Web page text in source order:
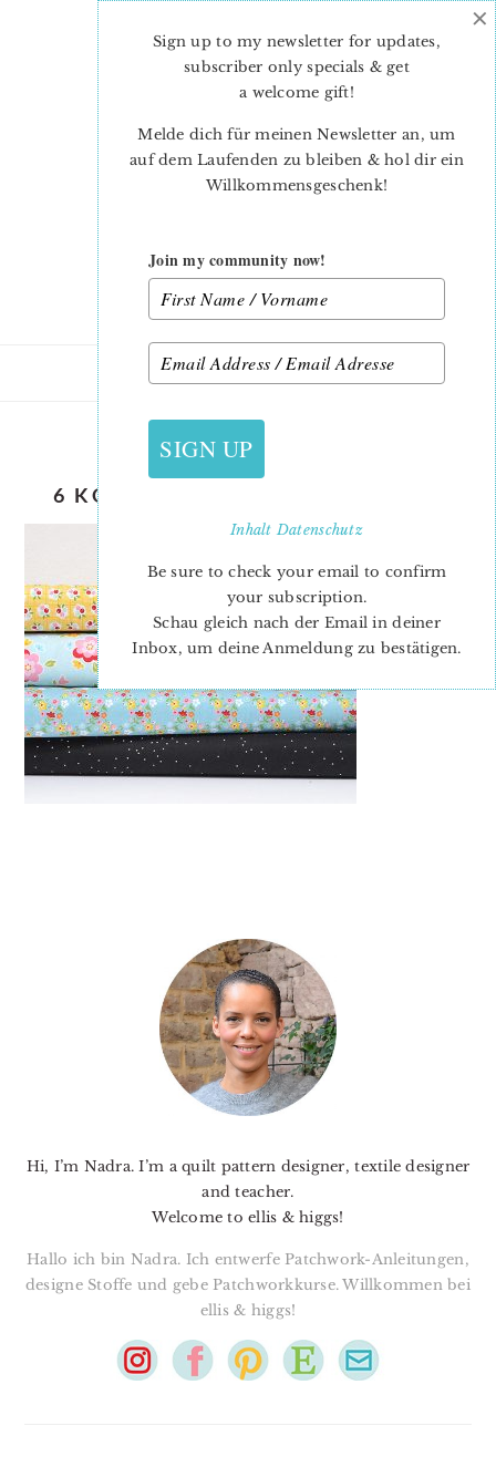
6 KOEPFE 12 BLOECKE FEBRUAR
Hi, I’m Nadra. I’m a quilt pattern designer, textile designer
and teacher.
Welcome to ellis & higgs!
Hallo ich bin Nadra. Ich entwerfe Patchwork-Anleitungen,
designe Stoffe und gebe Patchworkkurse. Willkommen bei
ellis & higgs!
Sign up to my newsletter for updates,
subscriber only specials & get
a welcome gift!
Melde dich für meinen Newsletter an, um
auf dem Laufenden zu bleiben & hol dir ein
Willkommensgeschenk!
Join my community now!
SIGN UP
InhaltDatenschutz
Be sure to check your email to confirm
your subscription.
Schau gleich nach der Email in deiner
Inbox, um deine Anmeldung zu bestätigen.
×